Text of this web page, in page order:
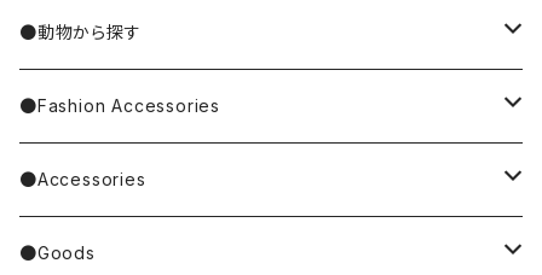
Nathalie Lete
Miyagi Chika/みやぎちか
BAREFOOT
Richard Scarry/リチャード・スキャリー
Krtek／もぐらのクルテク
PUPPET SUNSUN／パペットスンスン
Garfield
BETTY BOOP
●動物から探す
cat／猫
dog／犬
rabbit／うさぎ
●Fashion Accessories
Bag
Tote Bag
Pouch
●Accessories
earrings／ピアス
●Goods